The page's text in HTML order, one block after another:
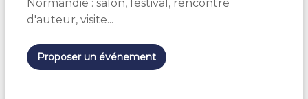
Normandie : salon, festival, rencontre
d'auteur, visite...
Proposer un événement